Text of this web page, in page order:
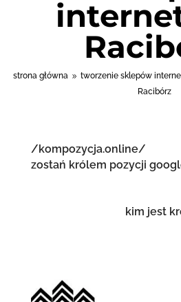
strona główna 9 tworzenie sklepów
Racibórz
/kompozycja.online/
zostań królem pozycji
kim jest